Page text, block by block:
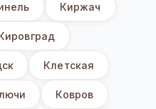
Киржач
Клетская
Ковров